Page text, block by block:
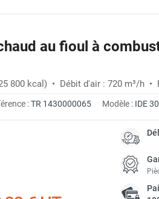
au fioul à
800 kcal) • Débit d'air : 720 m³/h
:TR 1430000065 Modèle : IDE